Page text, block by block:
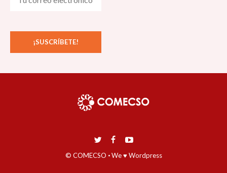
Conferencia Crisis de gobernanza y migración
Lasso, 11:30 am
jóvenes universitarios derivado de la pandemia
Crecimiento económico y pandemia. Una
México y sus posibles soluciones, 12:00 pm
© COMECSO ·We ♥ Wordpress